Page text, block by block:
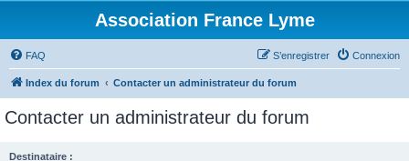
Association France Lyme
FAQ Connexion
S’enregistrer
Index du forum Contacter un administrateur du forum
Contacter un administrateur du forum
Destinataire :